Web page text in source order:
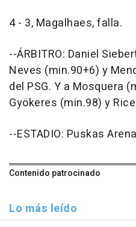
4 - 3, Magalhaes, falla.
--ÁRBITRO: Daniel
Neves (min.90+6) y
del PSG. Y a Mosquera
Gyökeres (min.98) y
--ESTADIO: Puskas
Contenido patrocinado
Lo más leído